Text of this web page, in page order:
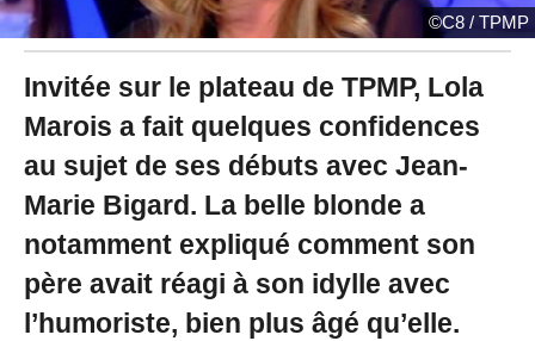
4
1
©C8 / TPMP
Invitée sur le plateau de TPMP, Lola
Marois a fait quelques confidences
au sujet de ses débuts avec Jean-
Marie Bigard. La belle blonde a
notamment expliqué comment son
père avait réagi à son idylle avec
l’humoriste, bien plus âgé qu’elle.